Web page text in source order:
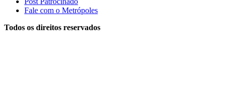
Fale com o Metrópoles
Todos os direitos reservados